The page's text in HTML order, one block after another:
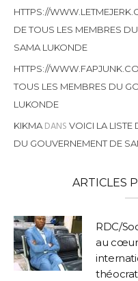
HTTPS://
DE TOUS LES MEMBRES
SAMA LUKONDE
HTTPS://
TOUS LES MEMBRES DU
LUKONDE
KIKMA DANS VOICI LA LISTE
DU GOUVERNEMENT DE
ARTICLES
RDC/
au cœur